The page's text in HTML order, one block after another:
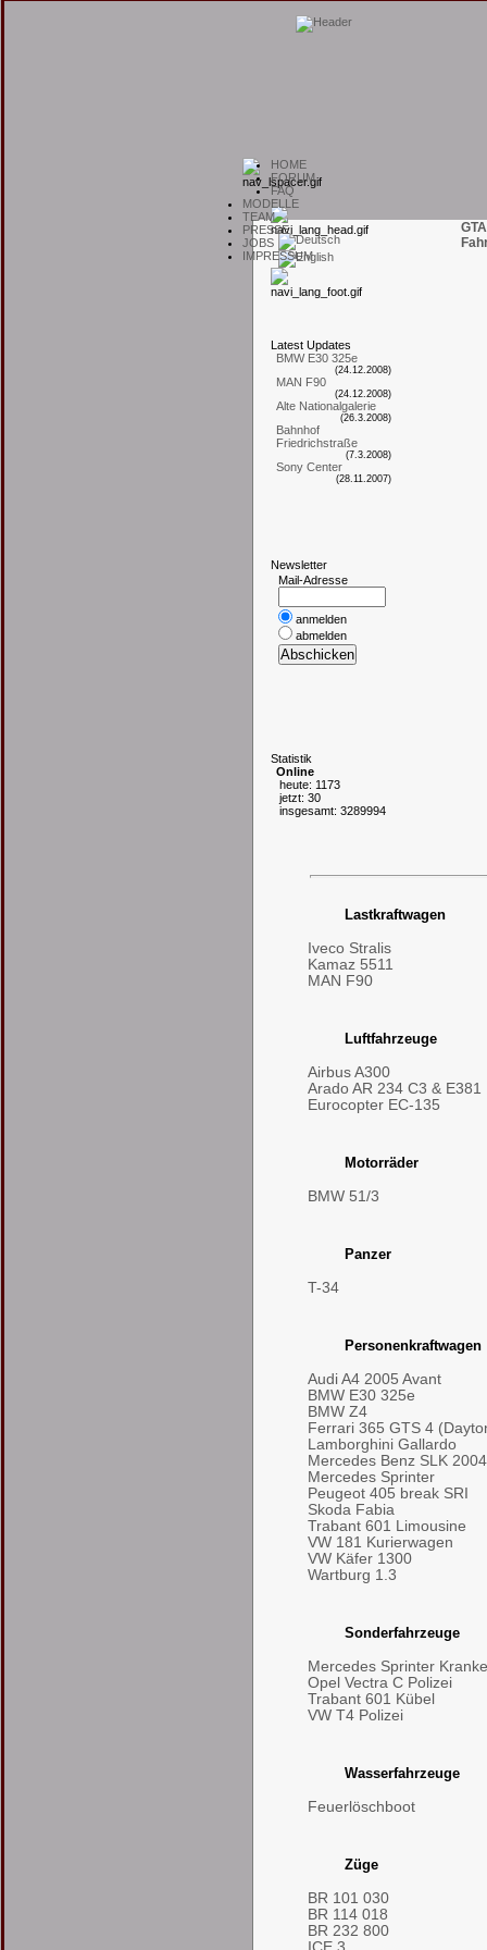
HOME
FORUM
FAQ
MODELLE
TEAM
PRESSE
JOBS
IMPRESSUM
L atest Updates
BMW E30 325e
(24.12.2008)
MAN F90
(24.12.2008)
Alte Nationalgalerie
(26.3.2008)
Bahnhof
Friedrichstraße
(7.3.2008)
Sony Center
(28.11.2007)
Newsletter
Mail-Adresse
anmelden
abmelden
Statistik
Online
heute: 1173
jetzt: 30
insgesamt: 3289994
Lastkraftwagen
Iveco Stralis
Kamaz 5511
MAN F90
Luftfahrzeuge
Airbus A300
Arado AR 234 C3 & E381
Eurocopter EC-135
Motorräder
BMW 51/3
Panzer
T-34
Personenkraftwagen
Audi A4 2005 Avant
BMW E30 325e
BMW Z4
Ferrari 365 GTS 4
Lamborghini Gallardo
Mercedes Benz SLK
Mercedes Sprinter
Peugeot 405 break SRI
Skoda Fabia
Trabant 601 Limousine
VW 181 Kurierwagen
VW Käfer 1300
Wartburg 1.3
Sonderfahrzeuge
Mercedes Sprinter
Opel Vectra C Polizei
Trabant 601 Kübel
VW T4 Polizei
Wasserfahrzeuge
Feuerlöschboot
Züge
BR 101 030
BR 114 018
BR 232 800